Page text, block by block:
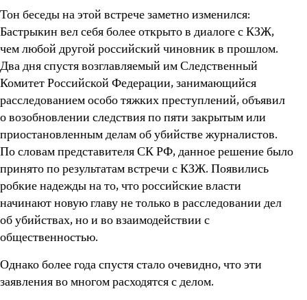
Тон беседы на этой встрече заметно изменился:
Бастрыкин вел себя более открыто в диалоге с КЗЖ,
чем любой другой российский чиновник в прошлом.
Два дня спустя возглавляемый им Следственный
Комитет Российской Федерации, занимающийся
расследованием особо тяжких преступлений, объявил
о возобновлении следствия по пяти закрытым или
приостановленным делам об убийстве журналистов.
По словам представителя СК РФ, данное решение было
принято по результатам встречи с КЗЖ. Появились
робкие надежды на то, что российские власти
начинают новую главу не только в расследовании дел
об убийствах, но и во взаимодействии с
общественностью.
Однако более года спустя стало очевидно, что эти
заявления во многом расходятся с делом.